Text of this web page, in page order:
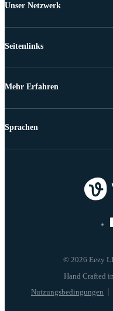
Unser Netzwerk
Seitenlinks
Mehr Erfahren
© 2026 Eezy
Nutzungsbedingungen
Sprachen